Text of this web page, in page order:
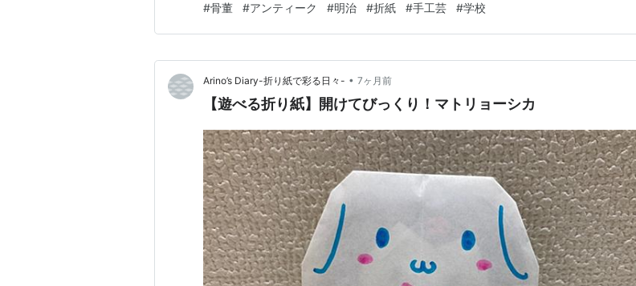
教科として、手工科の開設を行いました。手工科は、現在の「図工」や「技術・家庭」
のルーツにあたる教科です。その目的は、手先の技…
#骨董 #アンティーク #明治 #折紙 #手工芸 #学校
Arino’s Diary-折り紙で彩る日々- • 7ヶ月前
【遊べる折り紙】開けてびっくり！マトリョーシカ